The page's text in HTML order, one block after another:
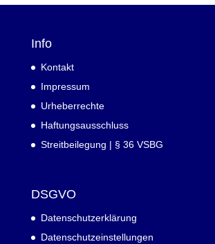
Info
Kontakt
Impressum
Urheberrechte
Haftungsausschluss
Streitbeilegung | § 36 VSBG
DSGVO
Datenschutzerklärung
Datenschutzeinstellungen